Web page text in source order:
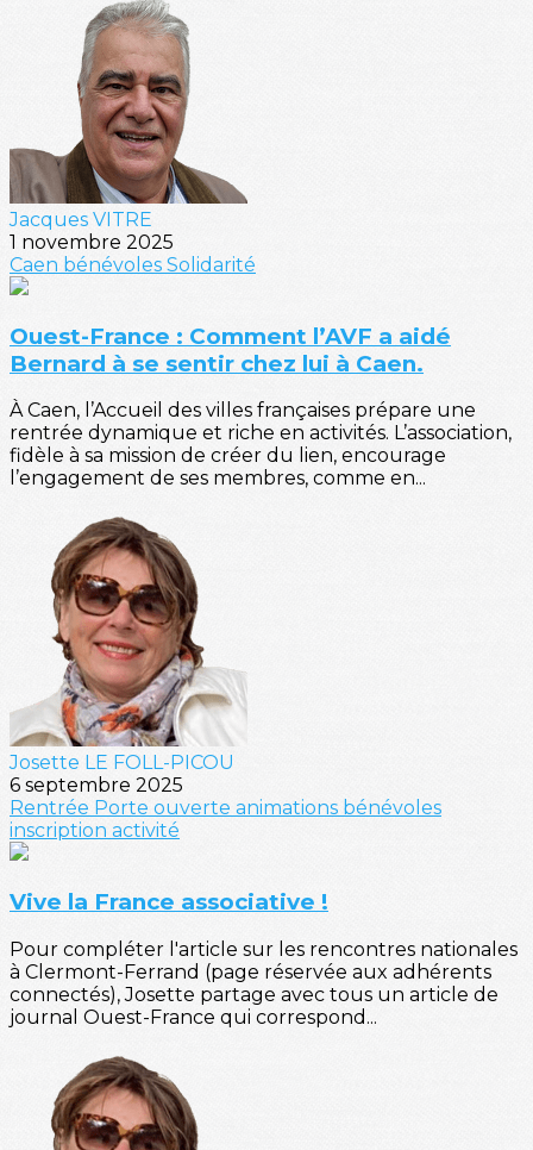
Jacques VITRE
1 novembre 2025
Caen bénévoles Solidarité
Ouest-France : Comment l’AVF a aidé
Bernard à se sentir chez lui à Caen.
À Caen, l’Accueil des villes françaises prépare une
rentrée dynamique et riche en activités. L’association,
fidèle à sa mission de créer du lien, encourage
l’engagement de ses membres, comme en...
Josette LE FOLL-PICOU
6 septembre 2025
Rentrée Porte ouverte animations bénévoles
inscription activité
Vive la France associative !
Pour compléter l'article sur les rencontres nationales
à Clermont-Ferrand (page réservée aux adhérents
connectés), Josette partage avec tous un article de
journal Ouest-France qui correspond...